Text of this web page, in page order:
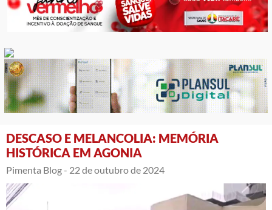
DESCASO E MELANCOLIA: MEMÓRIA
HISTÓRICA EM AGONIA
Pimenta Blog - 22 de outubro de 2024